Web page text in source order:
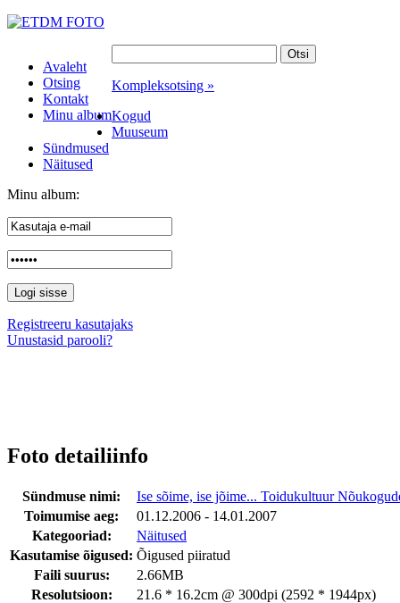
Avaleht
Otsing
Kontakt
Minu album
Kompleksotsing »
Kogud
Muuseum
Sündmused
Näitused
Minu album:
Registreeru kasutajaks
Unustasid parooli?
Foto detailiinfo
Sündmuse nimi:
Ise sõime, ise jõime... Toidukultuur
Toimumise aeg:
01.12.2006 - 14.01.2007
Kategooriad:
Näitused
Kasutamise õigused: Õigused piiratud
Faili suurus:
2.66MB
Resolutsioon:
21.6 * 16.2cm @ 300dpi (2592 * 1944px)